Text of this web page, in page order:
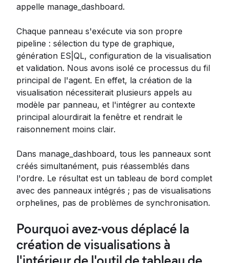
appelle manage_dashboard.
Chaque panneau s'exécute via son propre
pipeline : sélection du type de graphique,
génération ES|QL, configuration de la visualisation
et validation. Nous avons isolé ce processus du fil
principal de l'agent. En effet, la création de la
visualisation nécessiterait plusieurs appels au
modèle par panneau, et l'intégrer au contexte
principal alourdirait la fenêtre et rendrait le
raisonnement moins clair.
Dans manage_dashboard, tous les panneaux sont
créés simultanément, puis réassemblés dans
l'ordre. Le résultat est un tableau de bord complet
avec des panneaux intégrés ; pas de visualisations
orphelines, pas de problèmes de synchronisation.
Pourquoi avez-vous déplacé la
création de visualisations à